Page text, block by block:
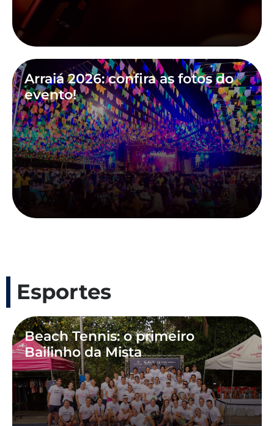
Arraiá 2026: confira as fotos do
evento!
Esportes
Beach Tennis: o primeiro
Bailinho da Mista